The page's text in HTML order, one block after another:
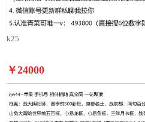
k25
￥24000